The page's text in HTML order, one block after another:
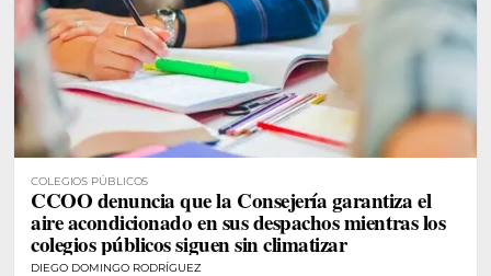
COLEGIOS PÚBLICOS
CCOO denuncia que la Consejería garantiza el
aire acondicionado en sus despachos mientras los
colegios públicos siguen sin climatizar
DIEGO DOMINGO RODRÍGUEZ